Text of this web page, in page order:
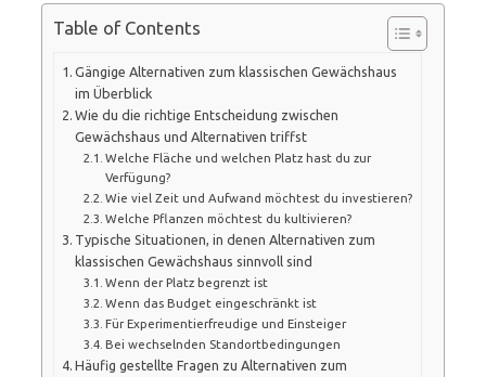
Table of Contents
Gängige Alternativen zum klassischen Gewächshaus
im Überblick
Wie du die richtige Entscheidung zwischen
Gewächshaus und Alternativen triffst
Welche Fläche und welchen Platz hast du zur
Verfügung?
Wie viel Zeit und Aufwand möchtest du investieren?
Welche Pflanzen möchtest du kultivieren?
Typische Situationen, in denen Alternativen zum
klassischen Gewächshaus sinnvoll sind
Wenn der Platz begrenzt ist
Wenn das Budget eingeschränkt ist
Für Experimentierfreudige und Einsteiger
Bei wechselnden Standortbedingungen
Häufig gestellte Fragen zu Alternativen zum